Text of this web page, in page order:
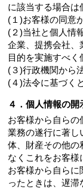
に該当する場合は
(１)お客様の同意
(２)当社と個人情
企業、提携会社、
目的を実施すべく
(３)行政機関から
(４)法令に基づく
４．個人情報の
お客様から自らの
業務の遂行に著し
体、財産その他の
なくこれをお客様
お客様から自らに
ったときは、遅滞